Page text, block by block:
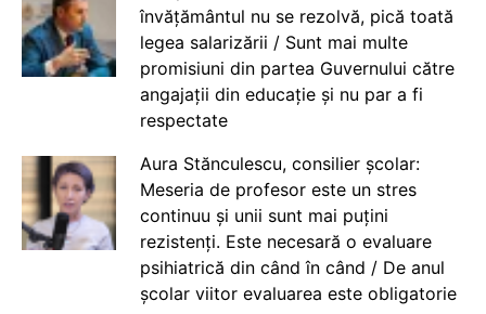
învățământul nu se rezolvă, pică toată
legea salarizării / Sunt mai multe
promisiuni din partea Guvernului către
angajații din educație și nu par a fi
respectate
Aura Stănculescu, consilier școlar:
Meseria de profesor este un stres
continuu și unii sunt mai puțini
rezistenți. Este necesară o evaluare
psihiatrică din când în când / De anul
școlar viitor evaluarea este obligatorie